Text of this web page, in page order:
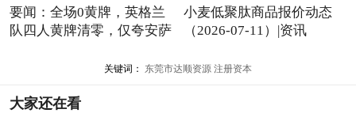
要闻：全场0黄牌，英格兰
队四人黄牌清零，仅夸安萨
小麦低聚肽商品报价动态
（2026-07-11）|资讯
关键词： 东莞市达顺资源 注册资本
大家还在看